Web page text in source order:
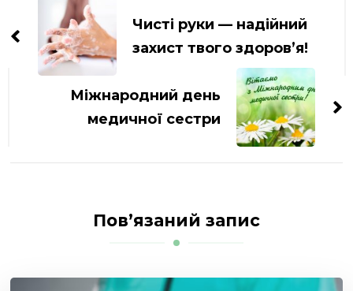
запису
Чисті руки — надійний
захист твого здоров’я!
Міжнародний день
медичної сестри
Пов’язаний запис